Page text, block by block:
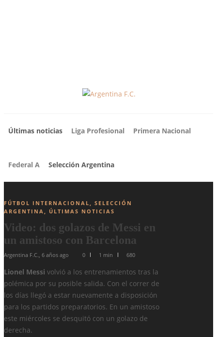
Últimas noticias Liga Profesional Primera Nacional
Federal A Selección Argentina
FÚTBOL INTERNACIONAL, SELECCIÓN
ARGENTINA, ÚLTIMAS NOTICIAS
Video: dos golazos de Messi en
un amistoso con Barcelona
Argentina F.C., 6 años ago 0 1 min 680
Lionel Messi volvió a los entrenamientos tras la
polémica por su posible salida. Con el correr de
los días llegó a estar nuevamente a disposición
para los partidos preparatorios. En un amistoso
este miércoles se desquitó con un golazo de
derecha.